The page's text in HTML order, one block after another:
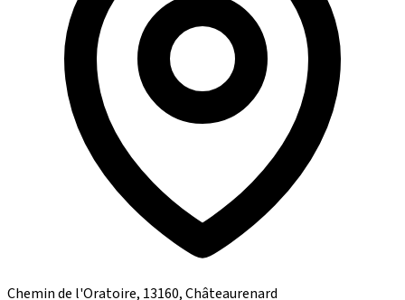
Chemin de l'Oratoire, 13160, Châteaurenard